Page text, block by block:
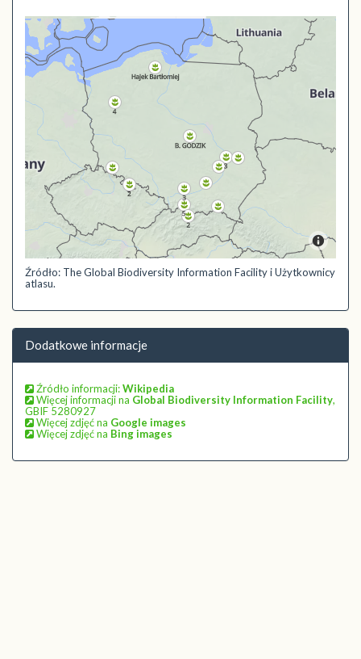
Źródło: The Global Biodiversity Information Facility i Użytkownicy
atlasu.
Dodatkowe informacje
Źródło informacji:Wikipedia
Więcej informacji na Global Biodiversity Information Facility,
GBIF 5280927
Więcej zdjęć na Google images
Więcej zdjęć na Bing images